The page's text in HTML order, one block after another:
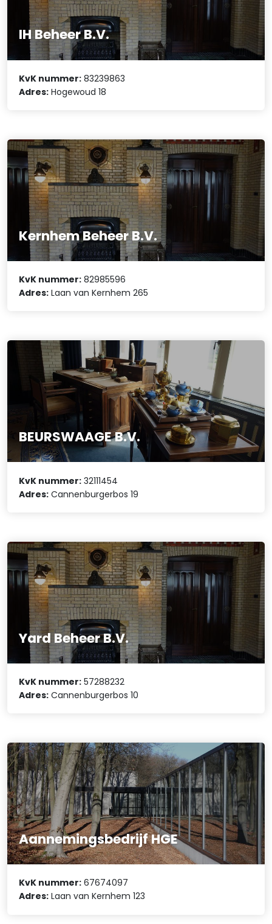
IH Beheer B.V.
KvK nummer: 83239863
Adres: Hogewoud 18
Kernhem Beheer B.V.
KvK nummer: 82985596
Adres: Laan van Kernhem 265
BEURSWAAGE B.V.
KvK nummer: 32111454
Adres: Cannenburgerbos 19
Yard Beheer B.V.
KvK nummer: 57288232
Adres: Cannenburgerbos 10
Aannemingsbedrijf HGE
KvK nummer: 67674097
Adres: Laan van Kernhem 123